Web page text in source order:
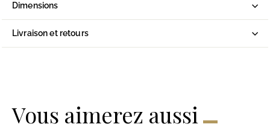
Dimensions
Livraison et retours
Vous aimerez aussi